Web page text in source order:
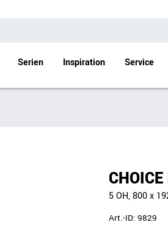
Serien Inspiration Service
5 OH, 800 x
Art.-ID: 9829